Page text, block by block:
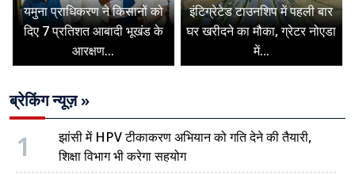
यमुना प्राधिकरण ने किसानों को
दिए 7 प्रतिशत आबादी भूखंड के
आरक्षण...
इंटिग्रेटेड टाउनशिप में पहली बार
घर खरीदने का मौका, ग्रेटर नोएडा
में...
ब्रेकिंग न्यूज़ »
1
झांसी में HPV टीकाकरण अभियान को गति देने की तैयारी,
शिक्षा विभाग भी करेगा सहयोग